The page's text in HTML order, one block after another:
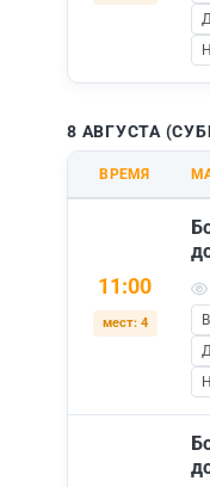
8 АВГУСТА
ВРЕМЯ
11:00
мест: 4